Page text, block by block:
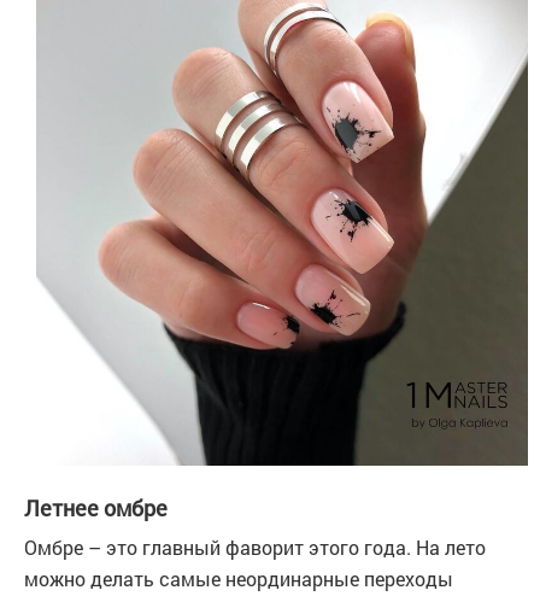
Летнее омбре
Омбре – это главный фаворит этого года. На лето
можно делать самые неординарные переходы